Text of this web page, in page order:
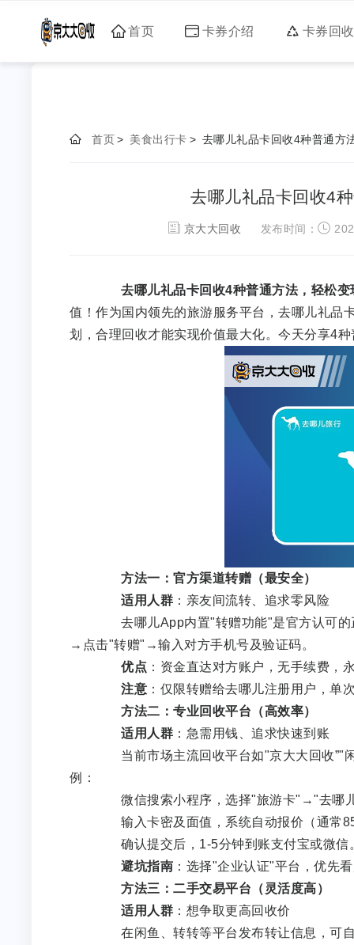
首页 卡券介绍 卡券回收
首页> 美食出行卡 > 去哪儿礼品卡回收4种普通方
去哪儿礼品卡回收4
京大大回收 发布时间：
去哪儿礼品卡回收4种普通方法，轻松变
值！作为国内领先的旅游服务平台，去哪儿礼品
划，合理回收才能实现价值最大化。今天分享4
方法一：官方渠道转赠（最安全）
适用人群 ：亲友间流转、追求零风险
去哪儿App内置"转赠功能"是官方认可
→点击"转赠"→输入对方手机号及验证码。
优点 ：资金直达对方账户，无手续费，
注意 ：仅限转赠给去哪儿注册用户，单
方法二：专业回收平台（高效率）
适用人群 ：急需用钱、追求快速到账
当前市场主流回收平台如"京大大回收”"
例：
微信搜索小程序，选择"旅游卡"→"去哪
输入卡密及面值，系统自动报价（通常
确认提交后，1-5分钟到账支付宝或微信
避坑指南 ：选择"企业认证"平台，优先
方法三：二手交易平台（灵活度高）
适用人群 ：想争取更高回收价
在闲鱼、转转等平台发布转让信息，可